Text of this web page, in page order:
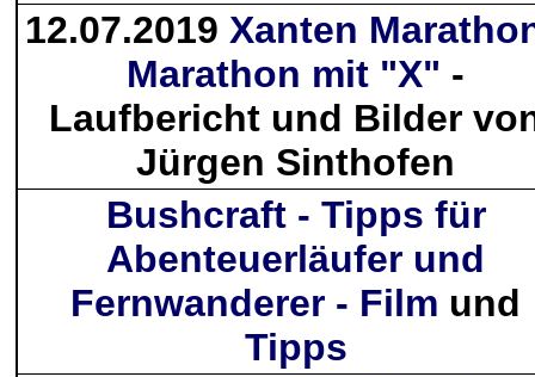
12.07.2019 Xanten
Marathon mit "X" -
Laufbericht und Bilder
Jürgen Sinthofen
Bushcraft - Tipps für
Abenteuerläufer und
Fernwanderer - Film und
Tipps